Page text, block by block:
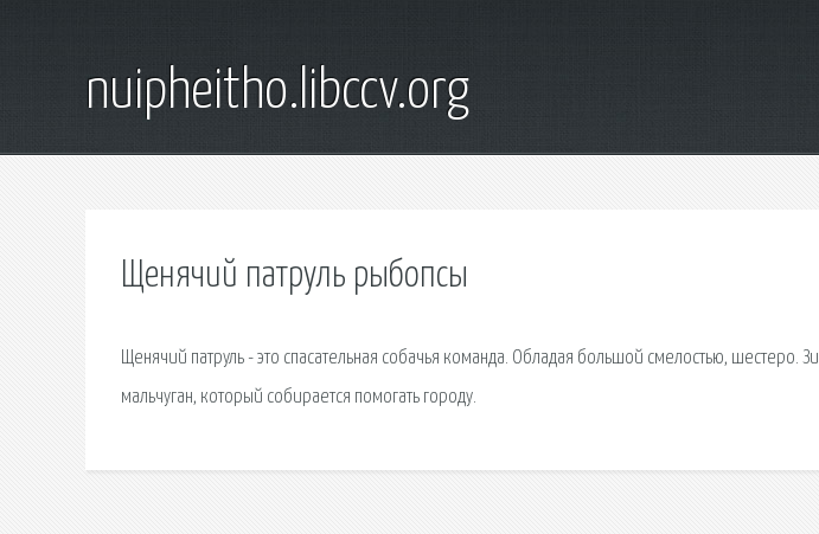
nuipheitho.libccv.org
Щенячий патруль рыбопсы
Щенячий патруль - это спасательная собачья команда. Обладая большой смелостью,
мальчуган, который собирается помогать городу.